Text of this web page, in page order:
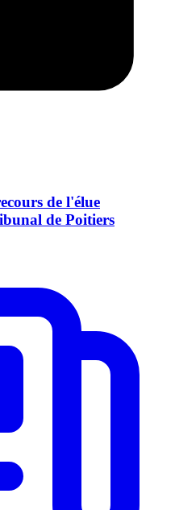
de l'élue
de Poitiers